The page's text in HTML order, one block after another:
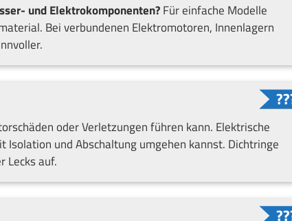
und Elektrokomponenten?Für einfache Modelle
Bei verbundenen Elektromotoren, Innenlagern
oder Verletzungen führen kann. Elektrische
und Abschaltung umgehen kannst. Dichtringe
Lecks auf.